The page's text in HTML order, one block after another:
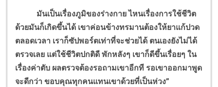
มันเป็นเรื่องภูมิของร่างกาย ไหนเรื่องการใช้ชีวิต
ด้วยมันก็เกิดขึ้นได้ เขาค่อนข้างทรมานต้องให้ยาแก้ปวด
ตลอดเวลา เราก็ซัปพอร์ตเท่าที่จะช่วยได้ ตนเองยังไม่ได้
ตรวจเลย แต่ใช้ชีวิตปกติดี พักหลังๆ เขาก็ดีขึ้นเรื่อยๆ ใน
เรื่องค่าตับ ผลตรวจต้องรอถามเขาอีกที รอเขาออกมาพูด
จะดีกว่า ขอบคุณทุกคนแทนเขาด้วยที่เป็นห่วง”